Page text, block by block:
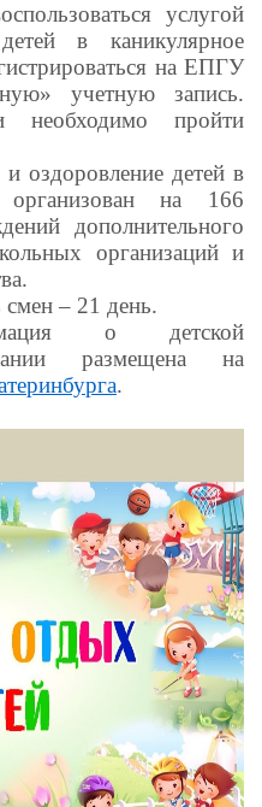
услугой
в каникулярное
на ЕПГУ
учетную запись.
необходимо пройти
оздоровление детейв
на 166
дополнительного
организаций и
смен – 21 день.
о детской
размещена на
.